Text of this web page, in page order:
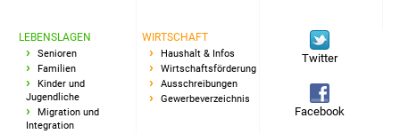
Familien
LEBENSLAGEN
Senioren
Familien
Kinder und
Jugendliche
Migration und
Integration
WIRTSCHAFT
Haushalt & Infos
Wirtschaftsförderung
Ausschreibungen
Gewerbeverzeichnis
Twitter
Facebook